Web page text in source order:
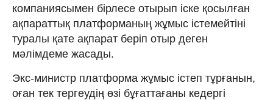
компаниясымен бірлесе отырып іске қосылған
ақпараттық платформаның жұмыс істемейтіні
туралы қате ақпарат беріп отыр деген
мәлімдеме жасады.
Экс-министр платформа жұмыс істеп тұрғанын,
оған тек тергеудің өзі бұғаттағаны кедергі